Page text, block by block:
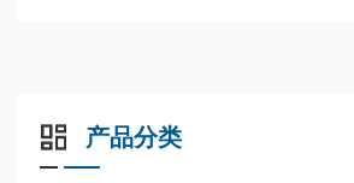
产品分类